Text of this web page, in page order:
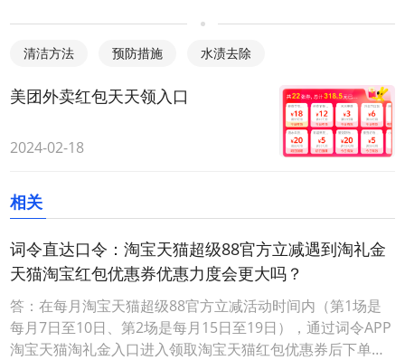
清洁方法 预防措施 水渍去除
美团外卖红包天天领入口
2024-02-18
相关
词令直达口令：淘宝天猫超级88官方立减遇到淘礼金
天猫淘宝红包优惠券优惠力度会更大吗？
答：在每月淘宝天猫超级88官方立减活动时间内（第1场是
每月7日至10日、第2场是每月15日至19日），通过词令APP
淘宝天猫淘礼金入口进入领取淘宝天猫红包优惠券后下单可